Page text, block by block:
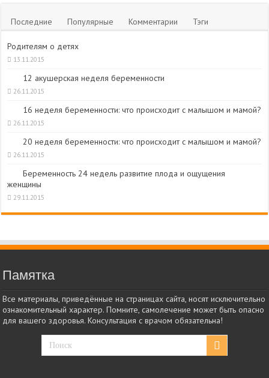
Последние Популярные Комментарии Тэги
Родителям о детях
13.11.2015
12 акушерская неделя беременности
26.11.2015
16 неделя беременности: что происходит с малышом и мамой?
26.11.2015
20 неделя беременности: что происходит с малышом и мамой?
26.11.2015
Беременность 24 недель развитие плода и ощущения
женщины
29.11.2015
Памятка
Все материалы, приведённые на страницах сайта, носят исключительно
ознакомительный характер. Помните, самолечение может быть опасно
для вашего здоровья. Консультация с врачом обязательна!